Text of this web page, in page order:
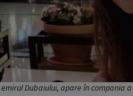
Dubaiului, apare în compania a